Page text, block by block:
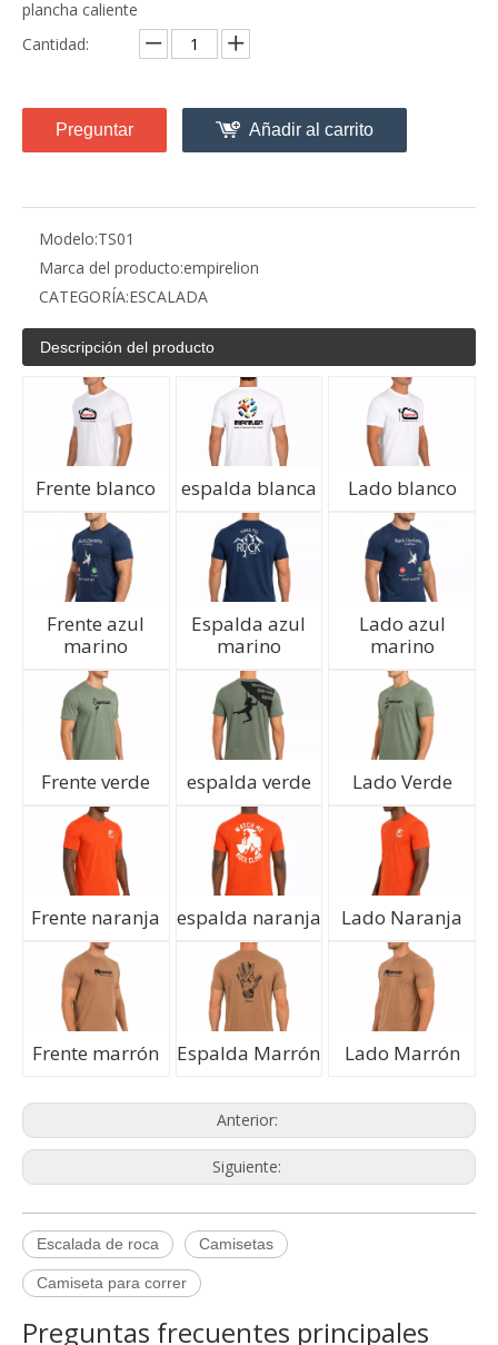
plancha caliente
Cantidad:
Preguntar Añadir al carrito
Modelo:TS01
Marca del producto:empirelion
CATEGORÍA:ESCALADA
Descripción del producto
Frente blanco espalda blanca Lado blanco
Frente azul
marino
Espalda azul
marino
Lado azul
marino
Frente verde espalda verde Lado Verde
Frente naranja espalda naranja Lado Naranja
Frente marrón Espalda Marrón Lado Marrón
Anterior:
Siguiente:
Escalada de roca Camisetas
Camiseta para correr
Preguntas frecuentes principales
QPolítica de quejas
A
Procedimiento de quejas de Empirelion
Si no está satisfecho con su compra puede devolverlo de
acuerdo con nuestra política de devoluciones. Si no está
QResumen de sus derechos legales clave
AEste es un resumen de sus derechos legales clave. Están